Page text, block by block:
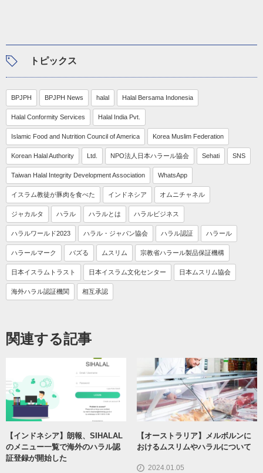
トピックス
BPJPH BPJPH News halal Halal Bersama Indonesia
Halal Conformity Services Halal India Pvt.
Islamic Food and Nutrition Council of America Korea Muslim Federation
Korean Halal Authority Ltd. NPO法人日本ハラール協会 Sehati SNS
Taiwan Halal Integrity Development Association WhatsApp
イスラム教徒が豚肉を食べた インドネシア オムニチャネル
ジャカルタ ハラル ハラルとは ハラルビジネス
ハラルワールド2023 ハラル・ジャパン協会 ハラル認証 ハラール
ハラールマーク バズる ムスリム 宗教省ハラール製品保証機構
日本イスラムトラスト 日本イスラム文化センター 日本ムスリム協会
海外ハラル認証機関 相互承認
関連する記事
【インドネシア】朗報、SIHALAL
のメニュー一覧で海外のハラル認
証登録が開始した
【オーストラリア】メルボルンに
おけるムスリムやハラルについて
2024.01.05